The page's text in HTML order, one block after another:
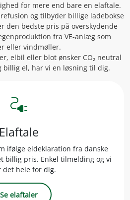
for mere end bare en elaftale.
og tilbyder billige ladebokse
den bedste pris på overskydende
fra VE-anlæg som
eller vindmøller.
elbil eller blot ønsker CO₂ neutral
billig el, har vi en løsning til dig.
electrical_services
Elaftale
ifølge eldeklaration fra danske
billig pris. Enkel tilmelding og vi
det hele for dig.
Se elaftaler